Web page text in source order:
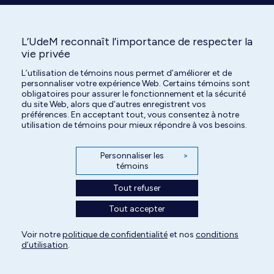
Tous droits réservés | Centre hospitalier universitaire vétérinaire de l'Université
de Montréal | 2026
Paramètres des témoins
L’UdeM reconnaît l’importance de respecter la
vie privée
L’utilisation de témoins nous permet d’améliorer et de
personnaliser votre expérience Web. Certains témoins sont
obligatoires pour assurer le fonctionnement et la sécurité
du site Web, alors que d’autres enregistrent vos
préférences. En acceptant tout, vous consentez à notre
utilisation de témoins pour mieux répondre à vos besoins.
Personnaliser les
témoins
>
Tout refuser
Tout accepter
Voir notrepolitique de confidentialitéet nos conditions
d’utilisation.